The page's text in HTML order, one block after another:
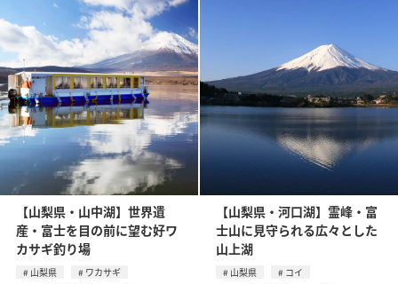
【山梨県・山中湖】世界遺
産・富士を目の前に望む好ワ
カサギ釣り場
山梨県
ワカサギ
【山梨県・河口湖】霊峰・富
士山に見守られる広々とした
山上湖
山梨県
コイ